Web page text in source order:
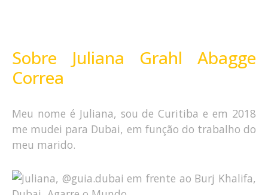
Sobre Juliana Grahl Abagge
Correa
Meu nome é Juliana, sou de Curitiba e em 2018
me mudei para Dubai, em função do trabalho do
meu marido.